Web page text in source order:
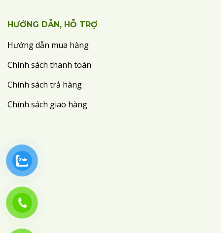
HƯỚNG DẪN, HỖ TRỢ
Hướng dẫn mua hàng
Chính sách thanh toán
Chính sách trả hàng
Chính sách giao hàng